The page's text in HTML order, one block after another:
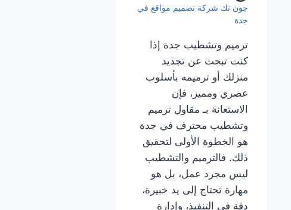
جون تك شركة تصميم مواقع في
جدة
ترميم وتشطيب جدة إذا
كنت تبحث عن تجديد
منزلك أو ترميمه بأسلوب
عصري ومميز، فإن
الاستعانة بـ مقاول ترميم
وتشطيب محترف في جدة
هو الخطوة الأولى لتحقيق
ذلك. فالترميم والتشطيب
ليس مجرد عمل، بل هو
مهارة تحتاج إلى يد خبيرة،
دقة في التنفيذ، وإدارة